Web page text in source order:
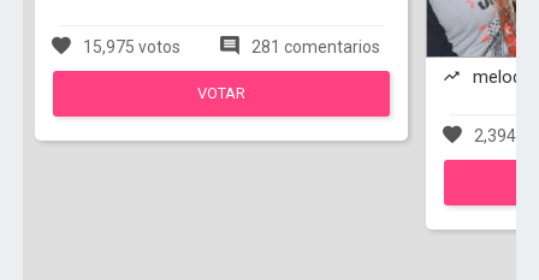
15,975 votos 281 comentarios
VOTAR
melody
2,394